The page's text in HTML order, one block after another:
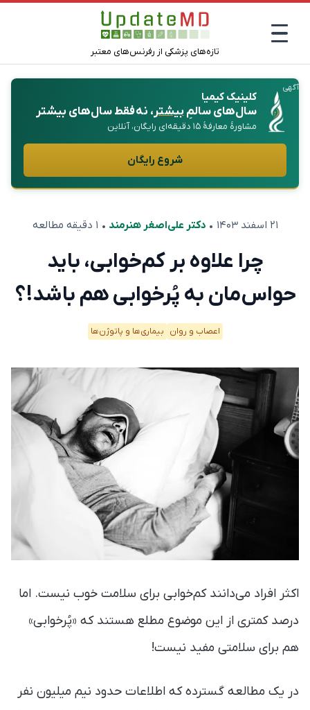
تازه‌های پزشکی از رفرنس‌های معتبر
آگهی
کلینیک کیمیا
سال‌های سالمِبیشتر، نه فقط سال‌های بیشتر
مشاورهٔ معارفهٔ ۱۵ دقیقه‌ای رایگان، آنلاین
شروع رایگان
۲۱ اسفند ۱۴۰۳ •دکتر علی‌اصغر هنرمند • ۱ دقیقه مطالعه
چرا علاوه بر کم‌خوابی، باید
حواس‌مان به پُرخوابی هم باشد!؟
اعصاب و روان بیماری‌ها و پاتوژن‌ها
اکثر افراد می‌دانند کم‌خوابی برای سلامت خوب نیست. اما
درصد کمتری از این موضوع مطلع هستند که «پُرخوابی»
هم برای سلامتی مفید نیست!
در یک مطالعه گسترده که اطلاعات حدود نیم میلیون نفر